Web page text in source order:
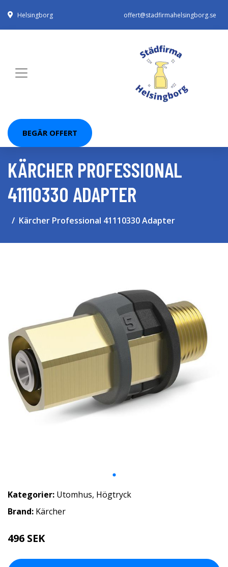
Helsingborg offert@stadfirmahelsingborg.se
BEGÄR OFFERT
KÄRCHER PROFESSIONAL
41110330 ADAPTER
Kärcher Professional 41110330 Adapter
Kategorier: Utomhus, Högtryck
Brand: Kärcher
496 SEK